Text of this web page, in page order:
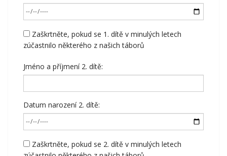
Zaškrtněte, pokud se 1. dítě v minulých letech
zúčastnilo některého z našich táborů
Jméno a příjmení 2. dítě:
Datum narození 2. dítě:
Zaškrtněte, pokud se 2. dítě v minulých letech